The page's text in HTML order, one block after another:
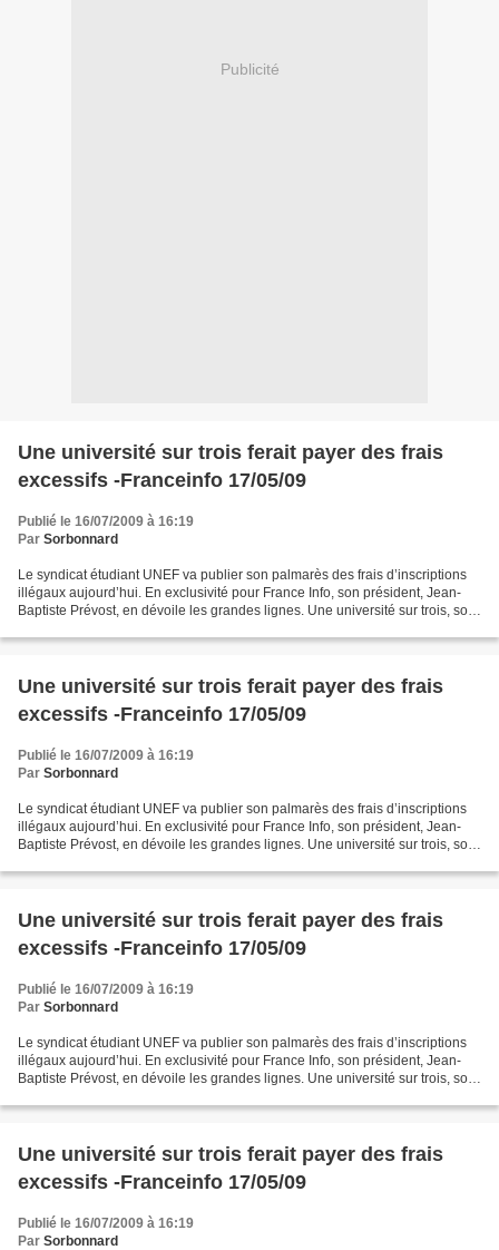
Publicité
Une université sur trois ferait payer des frais
excessifs -Franceinfo 17/05/09
Publié le 16/07/2009 à 16:19
Par Sorbonnard
Le syndicat étudiant UNEF va publier son palmarès des frais d’inscriptions
illégaux aujourd’hui. En exclusivité pour France Info, son président, Jean-
Baptiste Prévost, en dévoile les grandes lignes. Une université sur trois, soit
Une université sur trois ferait payer des frais
excessifs -Franceinfo 17/05/09
Publié le 16/07/2009 à 16:19
Par Sorbonnard
Le syndicat étudiant UNEF va publier son palmarès des frais d’inscriptions
illégaux aujourd’hui. En exclusivité pour France Info, son président, Jean-
Baptiste Prévost, en dévoile les grandes lignes. Une université sur trois, soit
Une université sur trois ferait payer des frais
excessifs -Franceinfo 17/05/09
Publié le 16/07/2009 à 16:19
Par Sorbonnard
Le syndicat étudiant UNEF va publier son palmarès des frais d’inscriptions
illégaux aujourd’hui. En exclusivité pour France Info, son président, Jean-
Baptiste Prévost, en dévoile les grandes lignes. Une université sur trois, soit
Une université sur trois ferait payer des frais
excessifs -Franceinfo 17/05/09
Publié le 16/07/2009 à 16:19
Par Sorbonnard